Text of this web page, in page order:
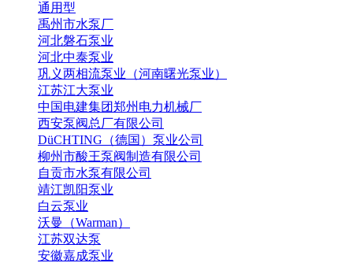
通用型
禹州市水泵厂
河北磐石泵业
河北中泰泵业
巩义两相流泵业（河南曙光泵业）
江苏江大泵业
中国电建集团郑州电力机械厂
西安泵阀总厂有限公司
DüCHTING（德国）泵业公司
柳州市酸王泵阀制造有限公司
自贡市水泵有限公司
靖江凯阳泵业
白云泵业
沃曼（Warman）
江苏双达泵
安徽嘉成泵业